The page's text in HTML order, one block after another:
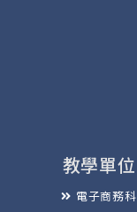
教學單位
電子商務科